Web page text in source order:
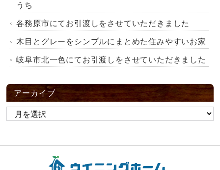
うち
各務原市にてお引渡しをさせていただきました
木目とグレーをシンプルにまとめた住みやすいお家
岐阜市北一色にてお引渡しをさせていただきました
アーカイブ